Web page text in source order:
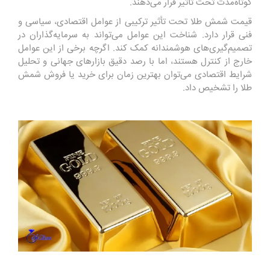
قیمت شمش طلا تحت تأثیر ترکیبی از عوامل اقتصادی، سیاسی و
فنی قرار دارد. شناخت این عوامل می‌تواند به سرمایه‌گذاران در
تصمیم‌گیری‌های هوشمندانه کمک کند. اگرچه برخی از این عوامل
خارج از کنترل هستند، اما با رصد دقیق بازارهای جهانی و تحلیل
شرایط اقتصادی می‌توان بهترین زمان برای خرید یا فروش شمش
طلا را تشخیص داد.